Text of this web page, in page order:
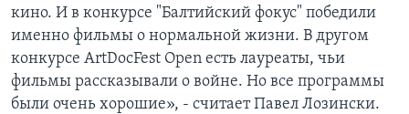
кино. И в конкурсе "Балтийский фокус" победили
именно фильмы о нормальной жизни. В другом
конкурсе ArtDocFest Open есть лауреаты, чьи
фильмы рассказывали о войне. Но все программы
были очень хорошие», - считает Павел Лозински.